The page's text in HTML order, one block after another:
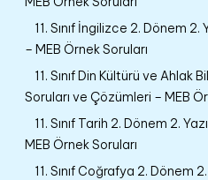
11. Sınıf İngilizce 2. Dönem 2.
– MEB Örnek Soruları
11. Sınıf Din Kültürü ve Ahlak
Soruları ve Çözümleri – MEB
11. Sınıf Tarih 2. Dönem 2.
MEB Örnek Soruları
11. Sınıf Coğrafya 2. Dönem